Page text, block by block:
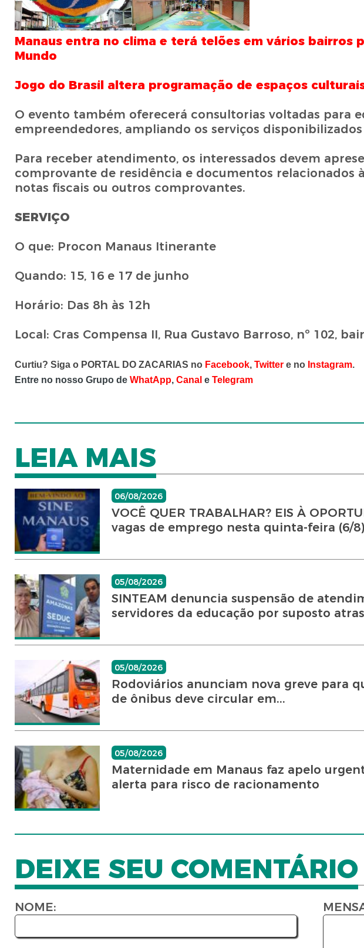
Manaus entra no clima e terá telões em vários bairros
Mundo
Jogo do Brasil altera programação de espaços
O evento também oferecerá consultorias voltadas para
empreendedores, ampliando os serviços
Para receber atendimento, os interessados devem
comprovante de residência e documentos relacionados
notas fiscais ou outros comprovantes.
SERVIÇO
O que: Procon Manaus Itinerante
Quando: 15, 16 e 17 de junho
Horário: Das 8h às 12h
Local: Cras Compensa II, Rua Gustavo Barroso, nº 102,
Curtiu? Siga o PORTAL DO ZACARIAS no Facebook, Twittere no Instagram.
Entre no nosso Grupo de WhatApp, Canal e Telegram
LEIA MAIS
06/08/2026
VOCÊ QUER TRABALHAR? EIS À
vagas de emprego nesta quinta-feira (6/8)
05/08/2026
SINTEAM denuncia suspensão de
servidores da educação por suposto
05/08/2026
Rodoviários anunciam nova greve para
de ônibus deve circular em...
05/08/2026
Maternidade em Manaus faz apelo
alerta para risco de racionamento
DEIXE SEU COMENTÁRIO
NOME: